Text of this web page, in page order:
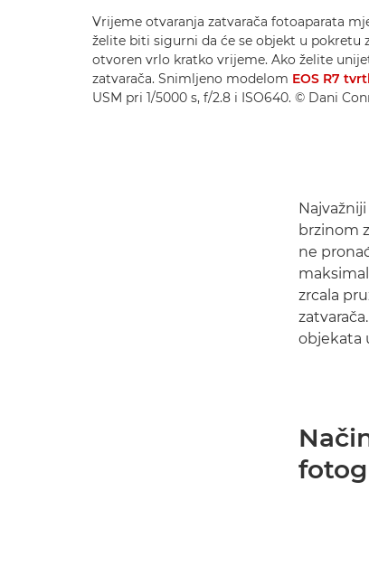
Vrijeme otvaranja zatvarača fotoaparata
želite biti sigurni da će se objekt u
otvoren vrlo kratko vrijeme. Ako želite
zatvarača. Snimljeno modelom EOS R7
USM pri 1/5000 s, f/2.8 i ISO640. © Dani
brzinom
ne
zrcala
objekata